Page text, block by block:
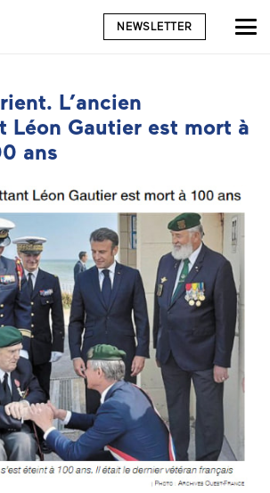
NEWSLETTER
L’ancien
Léon Gautier est mort à
ans